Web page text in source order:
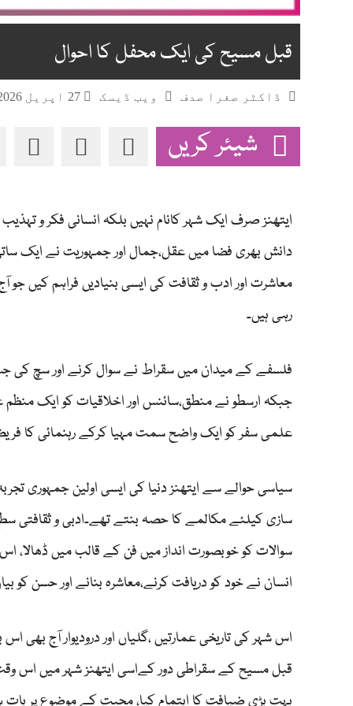
قبل مسیح کی ایک محفل کا احوال
ڈاکٹر صغرا صدف ویب ڈیسک
شیئر کریں
ایتھنز صرف ایک شہر کانام نہیں بلکہ انسانی فکر و
دانش بھری فضا میں عقل،جمال اور جمہوریت نے ایک
معاشرت اور ادب و ثقافت کی ایسی بنیادیں فراہم کیں
رہی ہیں۔
فلسفے کے میدان میں سقراط نے سوال کرنے اور سچ کی
جبکہ ارسطو نے منطق،سائنس اور اخلاقیات کو ایک
علمی سفر کو ایک واضح سمت مہیا کرکے رہنمائی کا
سیاسی حوالے سے ایتھنز دنیا کی ایسی اولین جمہوری
سازی کیلئے مکالمے کا حصہ بنتے تھے۔ادبی و ثقافتی
سوالات کو خوبصورت انداز میں فن کے قالب میں ڈھالا، اس
انسان نے خود کو دریافت کرنے،معاشرہ بنانے اور حسن
اس شہر کی تاریخی عمارتیں ،گلیاں اور درودیوار آج بھی
قبل مسیح کے سقراطی دور کےاسی ایتھنز شہر میں اس
بہت بڑی ضیافت کا اہتمام کیا، محبت کے موضوع پر بات